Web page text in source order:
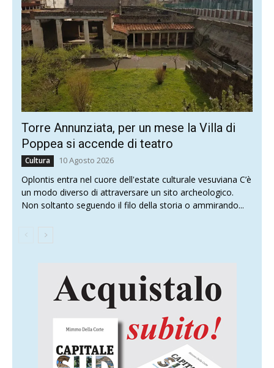
Torre Annunziata, per un mese la Villa di
Poppea si accende di teatro
Cultura 10 Agosto 2026
Oplontis entra nel cuore dell'estate culturale vesuviana C’è
un modo diverso di attraversare un sito archeologico.
Non soltanto seguendo il filo della storia o ammirando...